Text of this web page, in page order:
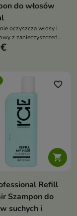
do włosów
oczyszcza włosy i
z zanieczyszczeń
sebum.

favorite_border
Refill
Szampon do
suchych i